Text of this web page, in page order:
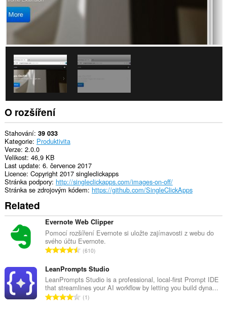
Toto
rozšíření
může
k
listům
aktivitám
prohlížení.
O rozšíření
Stahování 39 033
Kategorie Produktivita
Verze 2.0.0
Velikost 46,9 KB
Last update 6. července 2017
Licence Copyright 2017 singleclickapps
Stránka podpory http://singleclickapps.com/images-on-off/
Stránka se zdrojovým kódem https://github.com/SingleClickApps
Related
Evernote Web Clipper
Pomocí rozšíření Evernote si uložte zajímavosti z webu do
svého účtu Evernote.
C
l
k
o
v
610
LeanPrompts Studio
LeanPrompts Studio is a professional, local-first Prompt IDE
that streamlines your AI workflow by letting you build dyna...
C1